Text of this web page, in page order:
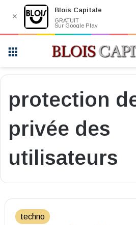
protection
privée des
utilisateurs
techno
✕
Blois Capitale
GRATUIT
Sur Google Play